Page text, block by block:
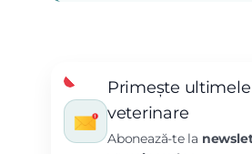
Primește
veterinare
Abonează-te la